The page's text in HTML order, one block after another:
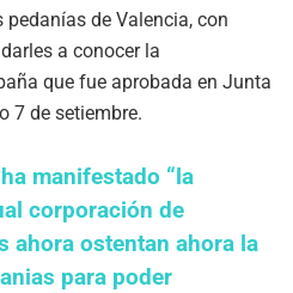
de Valencia, con
a conocer la
que fue aprobada en Junta
7 de setiembre.
manifestado “la
corporación de
ahora ostentan ahora la
para poder